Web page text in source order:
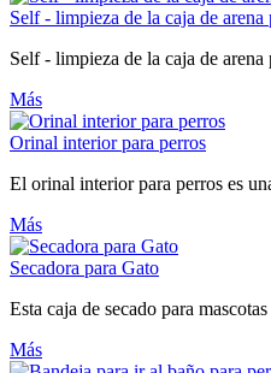
Self - limpieza de la caja de arena
Self - limpieza de la caja de arena
Más
Orinal interior para perros
El orinal interior para perros es
Más
Secadora para Gato
Esta caja de secado para
Más